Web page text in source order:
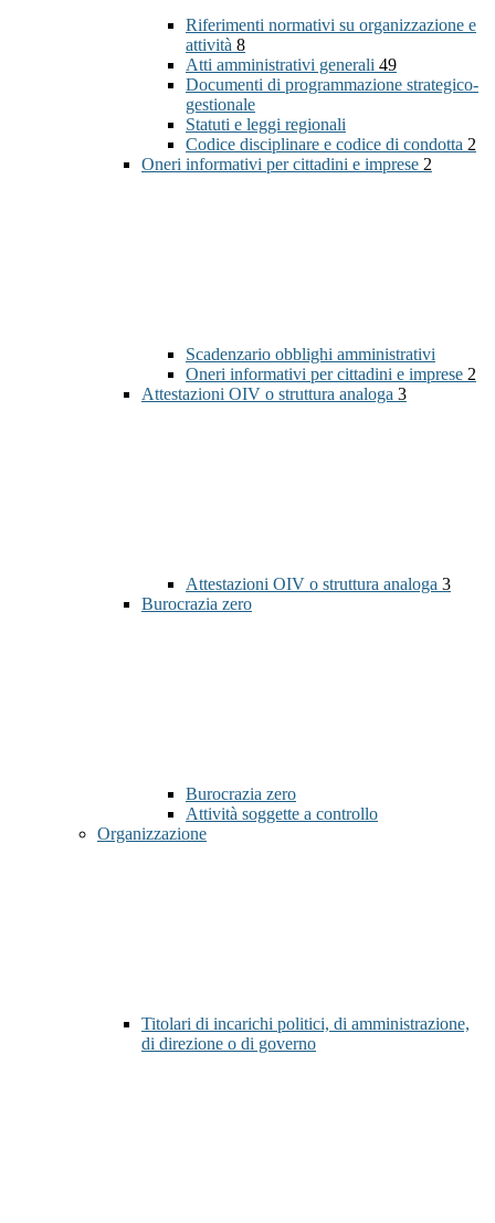
Riferimenti normativi su organizzazione e
attività 8
Atti amministrativi generali 49
Documenti di programmazione strategico-
gestionale
Statuti e leggi regionali
Codice disciplinare e codice di condotta 2
Oneri informativi per cittadini e imprese 2
Scadenzario obblighi amministrativi
Oneri informativi per cittadini e imprese 2
Attestazioni OIV o struttura analoga 3
Attestazioni OIV o struttura analoga 3
Burocrazia zero
Burocrazia zero
Attività soggette a controllo
Organizzazione
Titolari di incarichi politici, di amministrazione,
di direzione o di governo